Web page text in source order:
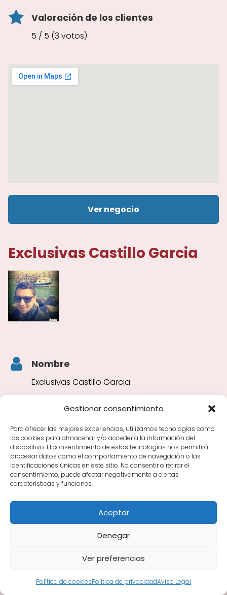
Gestionar consentimiento
Para ofrecer las mejores experiencias, utilizamos tecnologías como
las cookies para almacenar y/o acceder a la información del
dispositivo. El consentimiento de estas tecnologías nos permitirá
procesar datos como el comportamiento de navegación o las
identificaciones únicas en este sitio. No consentir o retirar el
consentimiento, puede afectar negativamente a ciertas
características y funciones.
Aceptar
Denegar
Ver preferencias
Política de cookiesPolítica de privacidadAviso Legal
Valoración de los clientes
5 / 5 (3 votos)
Ver negocio
Exclusivas Castillo Garcia
Nombre
Exclusivas Castillo Garcia
Dirección
C. Famorca, Bajo Comercial Nº 6, 03014 Alicante
(Alacant), Alicante
Teléfono
966 37 07 20
lunes: 9:30–14:00, 17:00–20:30
Martes
martes: 9:30–14:00, 17:00–20:30